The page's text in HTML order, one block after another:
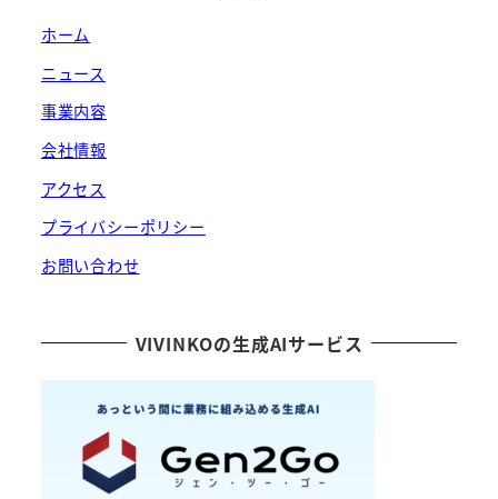
ホーム
ニュース
事業内容
会社情報
アクセス
プライバシーポリシー
お問い合わせ
VIVINKOの生成AIサービス